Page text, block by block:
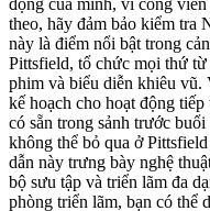
động của mình, vì công
theo, hãy đảm bảo kiểm tra
này là điểm nổi bật trong
Pittsfield, tổ chức mọi thứ
phim và biểu diễn khiêu vũ.
kế hoạch cho hoạt động
có sẵn trong sảnh trước
không thể bỏ qua ở
dẫn này trưng bày nghệ
bộ sưu tập và triển lãm đa
phòng triển lãm, bạn có thể